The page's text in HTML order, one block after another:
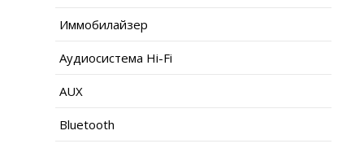
Иммобилайзер
Аудиосистема Hi-Fi
AUX
Bluetooth